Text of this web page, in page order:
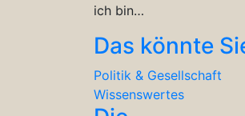
ich bin…
Das könnte
Politik & Gesellschaft
Wissenswertes